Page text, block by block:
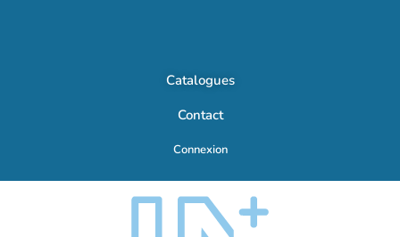
Catalogues
Contact
Connexion